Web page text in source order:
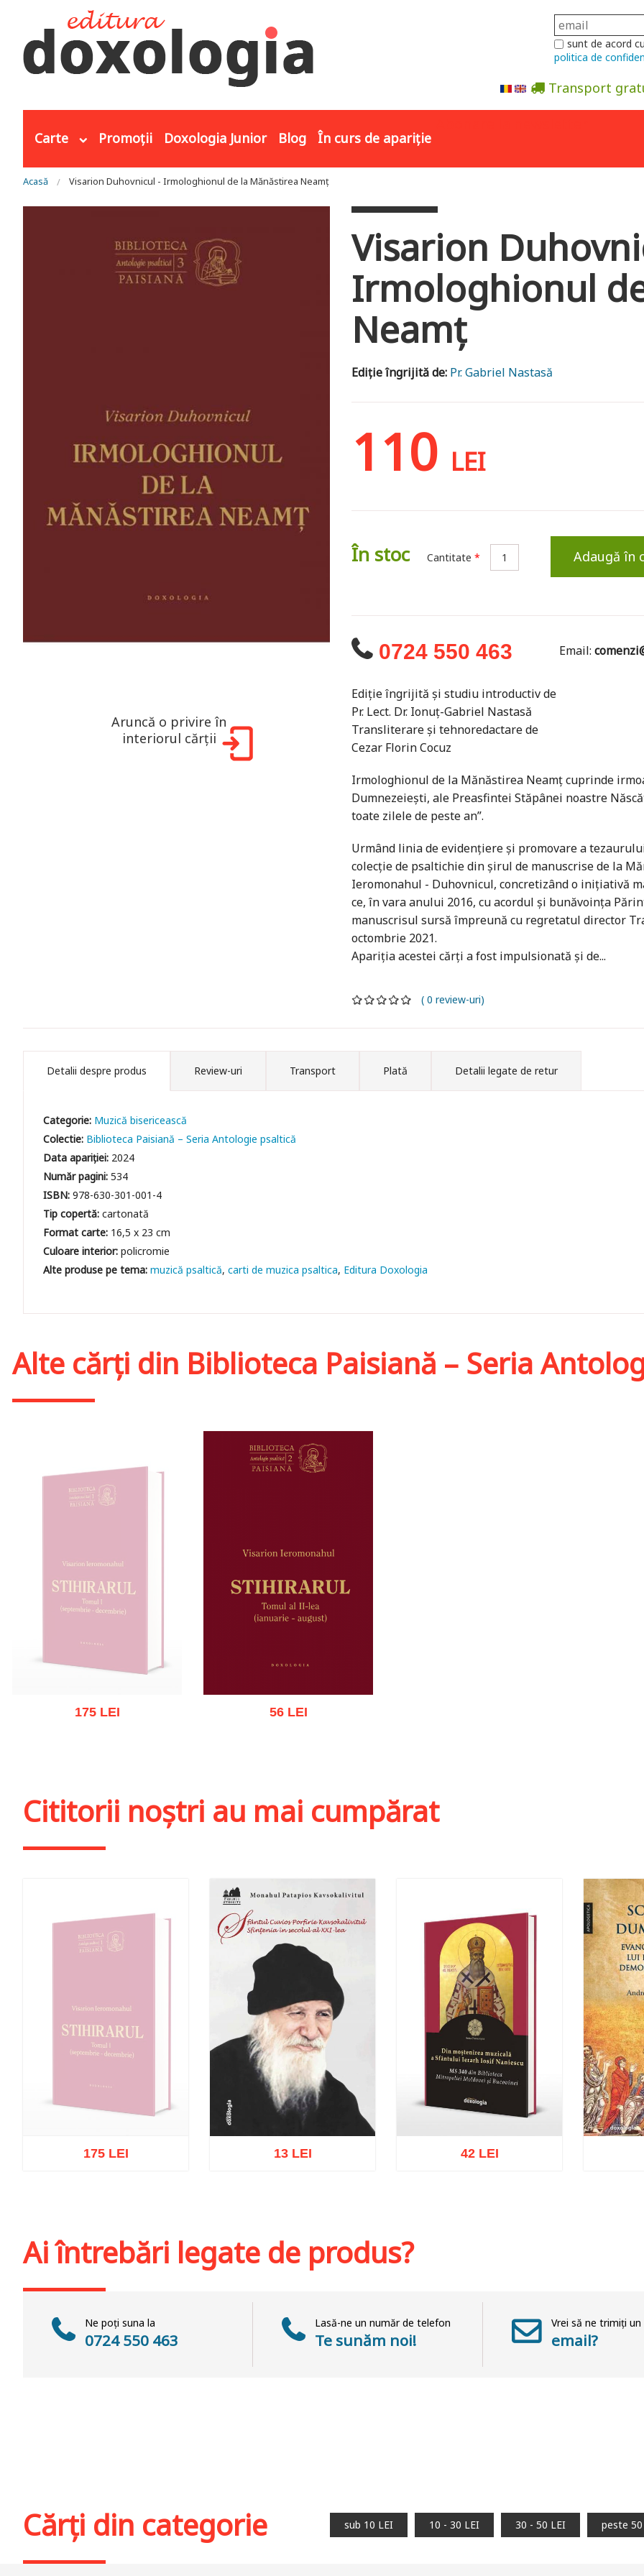
sunt de acord
politica de
Transport
Carte Promoții Doxologia Junior Blog În curs de apariție
Eşti aici
Acasă Visarion Duhovnicul - Irmologhionul de la Mănăstirea Neamț
Aruncă o privire în
interiorul cărții
Visarion
Irmologhionul
Neamț
Ediție îngrijită de: Pr. Gabriel Nastasă
110 LEI
În stoc Cantitate * Adaugă în
0724 550 463 Email:
Ediție îngrijită și studiu introductiv de
Pr. Lect. Dr. Ionuț-Gabriel Nastasă
Transliterare și tehnoredactare de
Cezar Florin Cocuz
Irmologhionul de la Mănăstirea Neamț cuprinde
Dumnezeiești, ale Preasfintei Stăpânei noastre
toate zilele de peste an”.
Urmând linia de evidențiere și promovare a
colecție de psaltichie din șirul de manuscrise de la
Ieromonahul - Duhovnicul, concretizând o inițiativă
ce, în vara anului 2016, cu acordul și bunăvoința
manuscrisul sursă împreună cu regretatul director
octombrie 2021.
Apariția acestei cărți a fost impulsionată și de...
( 0 review-uri)
Detalii despre produs Review-uri Transport Plată Detalii legate de retur
Categorie: Muzică bisericească
Colectie: Biblioteca Paisiană – Seria Antologie psaltică
Data apariției: 2024
Număr pagini:534
ISBN:978-630-301-001-4
Tip copertă:cartonată
Format carte: 16,5 x 23 cm
Culoare interior:policromie
muzică psaltică carti de muzica psaltica Editura Doxologia
Alte cărți din Biblioteca Paisiană – Seria
175 LEI 56 LEI
Cititorii noștri au mai cumpărat
175 LEI 13 LEI 42 LEI
Ai întrebări legate de produs?
Ne poți suna la
0724 550 463
Lasă-ne un număr de telefon
Te sunăm noi!
Vrei să ne trimiți un
email?
Cărți din categorie sub 10 LEI 10 - 30 LEI 30 - 50 LEI peste